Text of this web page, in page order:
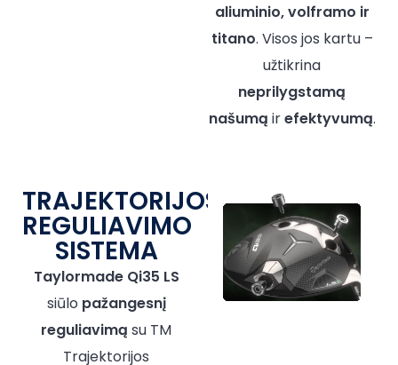
aliuminio, volframo ir
titano. Visos jos kartu –
užtikrina
neprilygstamą
našumą irefektyvumą.
TRAJEKTORIJOS
REGULIAVIMO
SISTEMA
Taylormade Qi35 LS
siūlo pažangesnį
reguliavimą su TM
Trajektorijos